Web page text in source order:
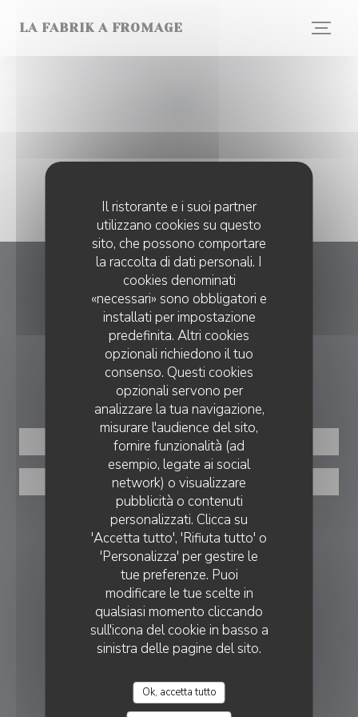
Il ristorante e i suoi partner
utilizzano cookies su questo
sito, che possono comportare
la raccolta di dati personali. I
cookies denominati
«necessari» sono obbligatori e
installati per impostazione
predefinita. Altri cookies
opzionali richiedono il tuo
consenso. Questi cookies
opzionali servono per
analizzare la tua navigazione,
misurare l'audience del sito,
fornire funzionalità (ad
esempio, legate ai social
network) o visualizzare
pubblicità o contenuti
personalizzati. Clicca su
'Accetta tutto', 'Rifiuta tutto' o
'Personalizza' per gestire le
tue preferenze. Puoi
modificare le tue scelte in
qualsiasi momento cliccando
sull'icona del cookie in basso a
sinistra delle pagine del sito.
Ok, accetta tutto
LA FABRIK A FROMAGE
LA FABRIK A FROMAGE
25 rue des Roches 57000 Metz
03 87 15 14 66
PRENOTAZIONE
PRENOTA
PORTA VIA
SEGUICI
Facebook ((apre una nuova
NEWSLETTER
LA FABRIK A FROMAGE